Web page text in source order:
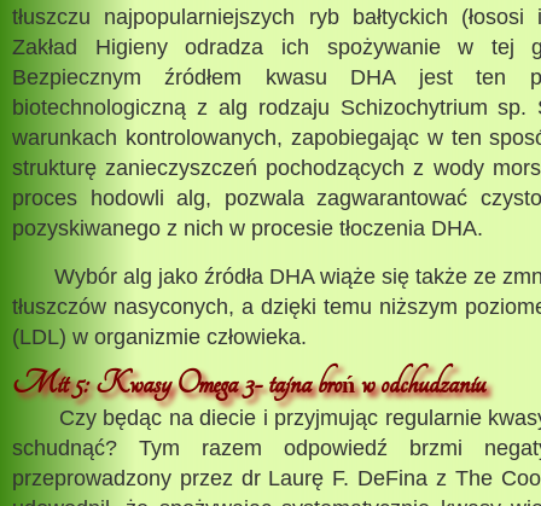
tłuszczu najpopularniejszych ryb bałtyckich
Zakład Higieny odradza ich spożywanie w tej
Bezpiecznym źródłem kwasu DHA jest ten
biotechnologiczną z alg rodzaju Schizochytrium
warunkach kontrolowanych, zapobiegając w ten
strukturę zanieczyszczeń pochodzących z wody
proces hodowli alg, pozwala zagwarantować
pozyskiwanego z nich w procesie tłoczenia DHA.
Wybór alg jako źródła DHA wiąże się także ze
tłuszczów nasyconych, a dzięki temu niższym
(LDL) w organizmie człowieka.
Mit 5: Kwasy Omega 3- tajna brońw odchudzaniu
Czy będąc na diecie i przyjmując regularnie
schudnąć? Tym razem odpowiedź brzmi
przeprowadzony przez dr Laurę F. DeFina z The